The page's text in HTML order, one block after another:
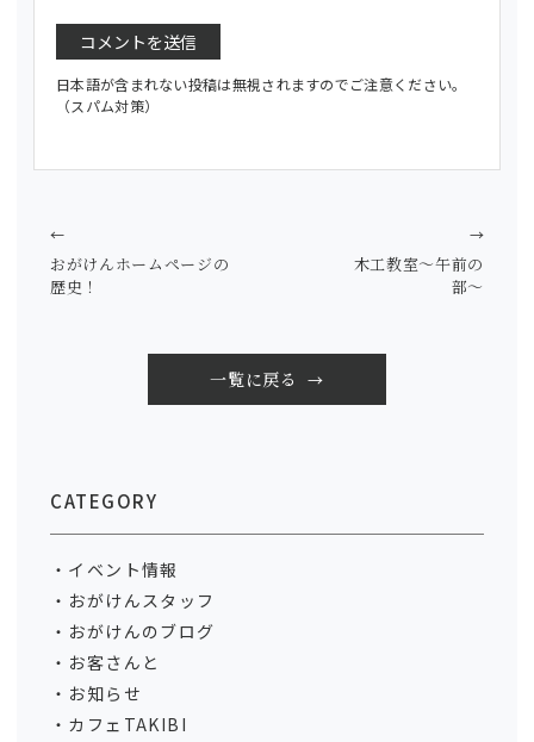
日本語が含まれない投稿は無視されますのでご注意ください。
（スパム対策）
おがけんホームページの
歴史！
←
一覧に戻る
木工教室～午前の
部～
→
CATEGORY
イベント情報
おがけんスタッフ
おがけんのブログ
お客さんと
お知らせ
カフェTAKIBI